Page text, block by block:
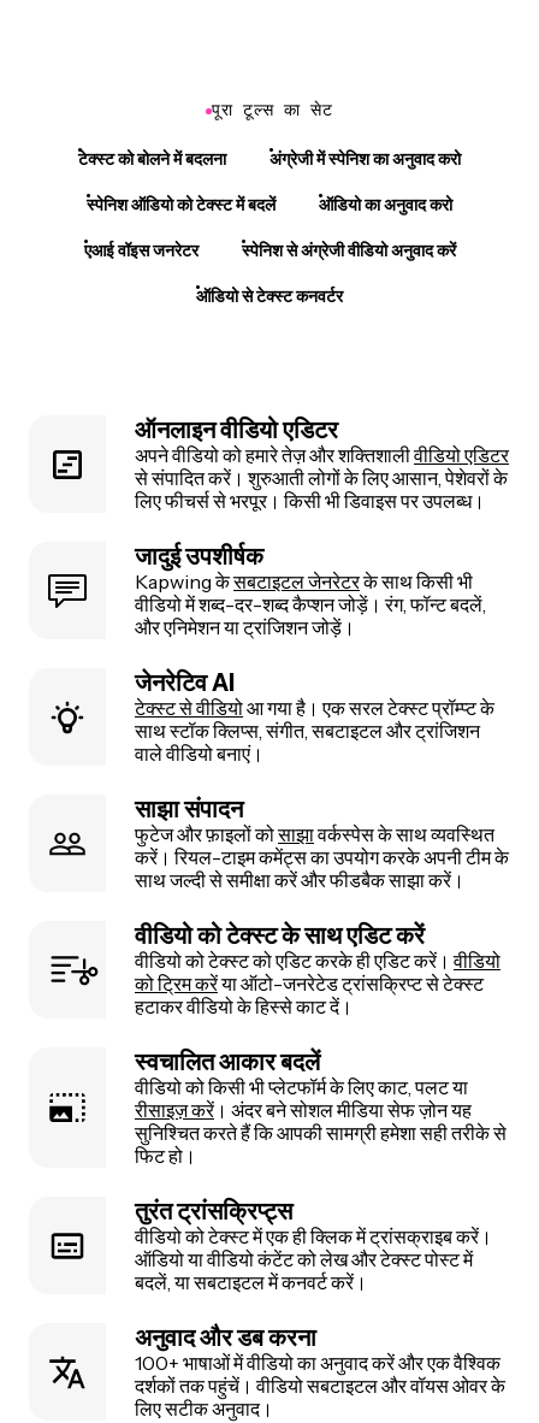
पूरा टूल्स का सेट
टेक्स्ट को बोलने में बदलना अंग्रेजी में स्पेनिश का अनुवाद करो
स्पेनिश ऑडियो को टेक्स्ट में बदलें ऑडियो का अनुवाद करो
एआई वॉइस जनरेटर स्पेनिश से अंग्रेजी वीडियो अनुवाद करें
ऑडियो से टेक्स्ट कनवर्टर
ऑनलाइन वीडियो एडिटर
अपने वीडियो को हमारे तेज़ और शक्तिशालीवीडियो एडिटर
से संपादित करें। शुरुआती लोगों के लिए आसान, पेशेवरों के
लिए फीचर्स से भरपूर। किसी भी डिवाइस पर उपलब्ध।
जादुई उपशीर्षक
Kapwing केसबटाइटल जेनरेटरके साथ किसी भी
वीडियो में शब्द-दर-शब्द कैप्शन जोड़ें। रंग, फॉन्ट बदलें,
और एनिमेशन या ट्रांजिशन जोड़ें।
जेनरेटिव AI
टेक्स्ट से वीडियोआ गया है। एक सरल टेक्स्ट प्रॉम्प्ट के
साथ स्टॉक क्लिप्स, संगीत, सबटाइटल और ट्रांजिशन
वाले वीडियो बनाएं।
साझा संपादन
फुटेज और फ़ाइलों कोसाझावर्कस्पेस के साथ व्यवस्थित
करें। रियल-टाइम कमेंट्स का उपयोग करके अपनी टीम के
साथ जल्दी से समीक्षा करें और फीडबैक साझा करें।
वीडियो को टेक्स्ट के साथ एडिट करें
वीडियो को टेक्स्ट को एडिट करके ही एडिट करें।वीडियो
को ट्रिम करेंया ऑटो-जनरेटेड ट्रांसक्रिप्ट से टेक्स्ट
हटाकर वीडियो के हिस्से काट दें।
स्वचालित आकार बदलें
वीडियो को किसी भी प्लेटफॉर्म के लिए काट, पलट या
रीसाइज़ करें। अंदर बने सोशल मीडिया सेफ ज़ोन यह
सुनिश्चित करते हैं कि आपकी सामग्री हमेशा सही तरीके से
फिट हो।
तुरंत ट्रांसक्रिप्ट्स
वीडियो को टेक्स्ट में एक ही क्लिक में ट्रांसक्राइब करें।
ऑडियो या वीडियो कंटेंट को लेख और टेक्स्ट पोस्ट में
बदलें, या सबटाइटल में कनवर्ट करें।
अनुवाद और डब करना
100+ भाषाओं में वीडियो का अनुवाद करें और एक वैश्विक
दर्शकों तक पहुंचें। वीडियो सबटाइटल और वॉयस ओवर के
लिए सटीक अनुवाद।